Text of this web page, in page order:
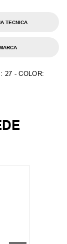
TECNICA
27 - COLOR: